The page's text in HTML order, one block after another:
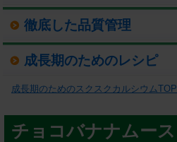
徹底した品質管理
成長期のためのレシピ
成長期のためのスクスクカルシウムTOP
チョコバナナムース